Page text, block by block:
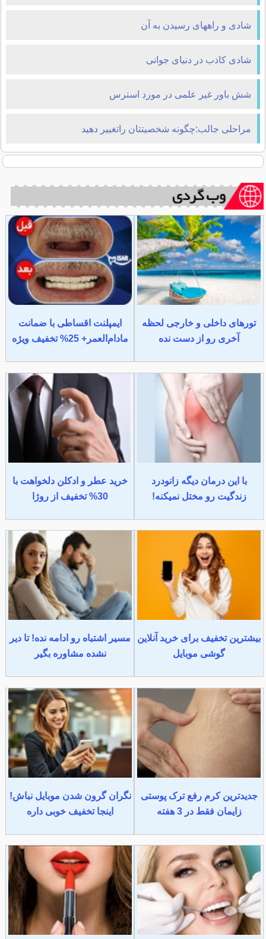
شادی و راههای رسیدن به آن
شادی کاذب در دنیای جوانی
شش باور غیر علمی در مورد استرس
مراحلی جالب:چگونه شخصیتتان راتغییر دهید
تورهای داخلی و خارجی لحظه
آخری رو از دست نده
ایمپلنت اقساطی با ضمانت
مادام‌العمر+ 25% تخفیف ویژه
با این درمان دیگه زانودرد
زندگیت رو مختل نمیکنه!
خرید عطر و ادکلن دلخواهت با
30% تخفیف از روژا
بیشترین تخفیف برای خرید آنلاین
گوشی موبایل
مسیر اشتباه رو ادامه نده! تا دیر
نشده مشاوره بگیر
جدیدترین کرم رفع ترک پوستی
زایمان فقط در 3 هفته
نگران گرون شدن موبایل نباش!
اینجا تخفیف خوبی داره